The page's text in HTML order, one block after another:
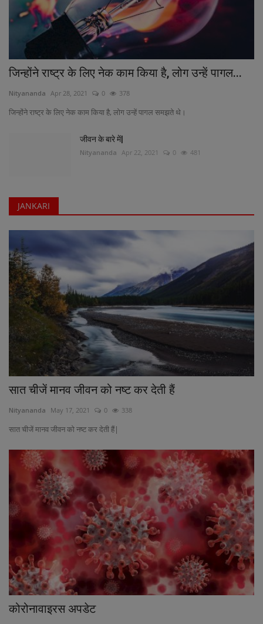
जिन्होंने राष्ट्र के लिए नेक काम किया है, लोग उन्हें पागल...
Nityananda Apr 28, 2021 0 378
जिन्होंने राष्ट्र के लिए नेक काम किया है, लोग उन्हें पागल समझते थे।
जीवन के बारे में|
Nityananda Apr 22, 2021 0 481
JANKARI
सात चीजें मानव जीवन को नष्ट कर देती हैं
Nityananda May 17, 2021 0 338
सात चीजें मानव जीवन को नष्ट कर देती हैं|
कोरोनावाइरस अपडेट